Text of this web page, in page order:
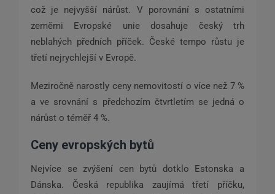
což je nejvyšší nárůst. V porovnání s ostatními
zeměmi Evropské unie dosahuje český trh
neblahých předních příček. České tempo růstu je
třetí nejrychlejší v Evropě.
Meziročně narostly ceny nemovitostí o více než 7 %
a ve srovnání s předchozím čtvrtletím se jedná o
nárůst o téměř 4 %.
Ceny evropských bytů
Nejvíce se zvýšení cen bytů dotklo Estonska a
Dánska. Česká republika zaujímá třetí příčku,